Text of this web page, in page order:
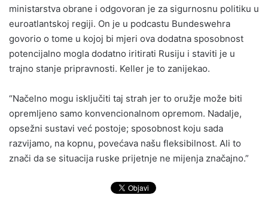
ministarstva obrane i odgovoran je za sigurnosnu politiku u
euroatlantskoj regiji. On je u podcastu Bundeswehra
govorio o tome u kojoj bi mjeri ova dodatna sposobnost
potencijalno mogla dodatno iritirati Rusiju i staviti je u
trajno stanje pripravnosti. Keller je to zanijekao.
“Načelno mogu isključiti taj strah jer to oružje može biti
opremljeno samo konvencionalnom opremom. Nadalje,
opsežni sustavi već postoje; sposobnost koju sada
razvijamo, na kopnu, povećava našu fleksibilnost. Ali to
znači da se situacija ruske prijetnje ne mijenja značajno.”